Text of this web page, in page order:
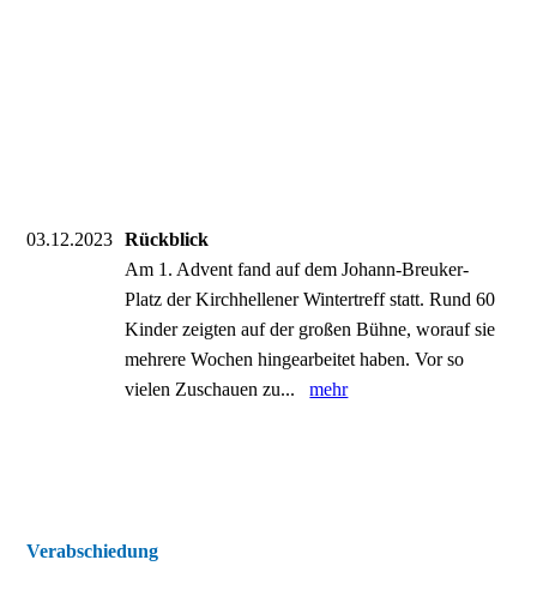
03.12.2023
Rückblick
Am 1. Advent fand auf dem Johann-Breuker-
Platz der Kirchhellener Wintertreff statt. Rund 60
Kinder zeigten auf der großen Bühne, worauf sie
mehrere Wochen hingearbeitet haben. Vor so
vielen Zuschauen zu...mehr
Verabschiedung